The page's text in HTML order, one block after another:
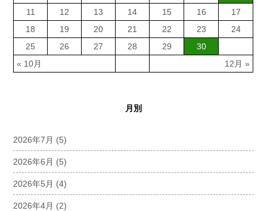
« 10月 12月 »
11
12 13 14 15 16
17
18
19 20 21 22 23
24
25
26 27 28 29 30
月別
2026年7月 (5)
2026年6月 (5)
2026年5月 (4)
2026年4月 (2)